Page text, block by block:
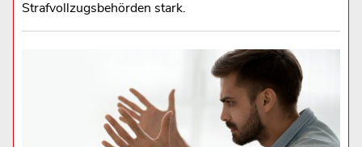
Strafvollzugsbehörden stark.